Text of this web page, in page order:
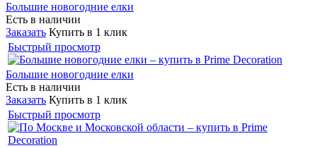
Большие новогодние елки
Есть в наличии
Заказать Купить в 1 клик
Быстрый просмотр
Большие новогодние елки
Есть в наличии
Заказать Купить в 1 клик
Быстрый просмотр